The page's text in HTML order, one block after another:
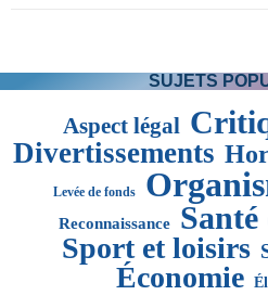
SUJETS
Aspect légal
Divertissements
Levée de fonds
Reconnaissance
Sport et loisirs
Économie